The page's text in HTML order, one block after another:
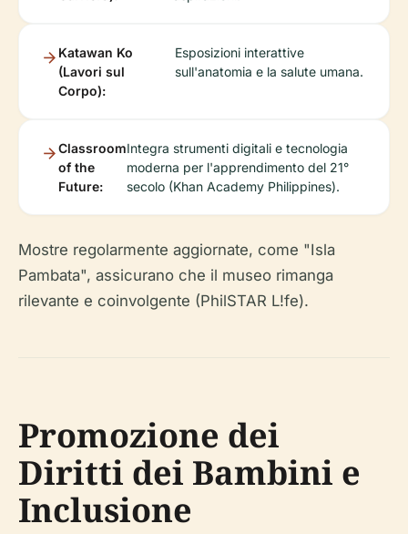
Katawan Ko
(Lavori sul
Corpo):
Esposizioni interattive
sull'anatomia e la salute umana.
Classroom
of the
Future:
Integra strumenti digitali e tecnologia
moderna per l'apprendimento del 21°
secolo (Khan Academy Philippines).
Mostre regolarmente aggiornate, come "Isla
Pambata", assicurano che il museo rimanga
rilevante e coinvolgente (PhilSTAR L!fe).
Promozione dei
Diritti dei Bambini e
Inclusione